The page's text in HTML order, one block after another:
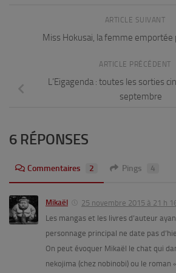
ARTICLE SUIVANT
Miss Hokusai, la femme emportée
ARTICLE PRÉCÉDENT
L’Eigagenda : toutes les sorties
septembre
6 RÉPONSES
Commentaires 2 Pings 4
Mikaël
25 novembre 2015 à 21 h
Les mangas et les livres d’auteur
personnage principal ne date pas
On peut évoquer Mikaël le chat qui
nekojima (chez nobinobi) ou le roman